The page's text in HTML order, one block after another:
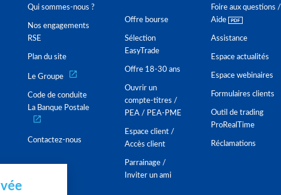
Qui sommes-nous ?
Nos engagements
RSE
Plan du site
Le Groupe
Code de conduite
La Banque Postale
Contactez-nous
Offre bourse
Sélection
EasyTrade
Offre 18-30 ans
Ouvrir un
compte-titres /
PEA / PEA-PME
Espace client /
Accès client
Parrainage /
Inviter un ami
Foire aux questions /
Aide
Assistance
Espace actualités
Espace webinaires
Formulaires clients
Outil de trading
ProRealTime
Réclamations